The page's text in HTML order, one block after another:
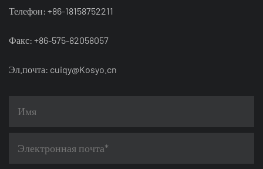
Телефон: +86-18158752211
Факс: +86-575-82058057
Эл.почта: cuiqy@Kosyo.cn